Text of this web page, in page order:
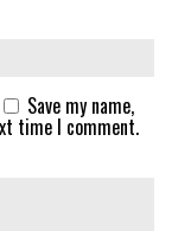
Save my name,
time I comment.